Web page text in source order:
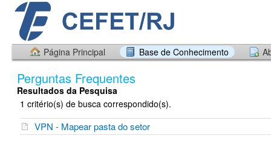
Página Principal Base de Conhecimento
Perguntas Frequentes
Resultados da Pesquisa
1 critério(s) de busca correspondido(s).
VPN - Mapear pasta do setor